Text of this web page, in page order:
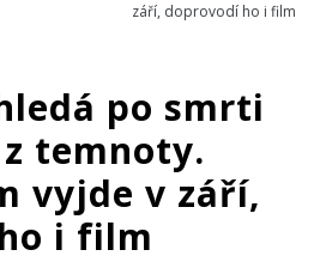
září, doprovodí ho i film
po smrti
temnoty.
vyjde v září,
i film